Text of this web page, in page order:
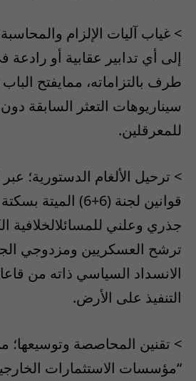
> غياب آليات الإلزام والمحاسبة
إلى أي تدابير عقابية أو رادعة
طرف بالتزاماته، ممايفتح الباب
سيناريوهات التعثر السابقة دون
للمعرقلين.
> ترحيل الألغام الدستورية؛ عبر
قوانين لجنة (6+6) الميتة بسكتة
جذري وعلني للمسائلالخلافية
ترشح العسكريين ومزدوجي
الانسداد السياسي ذاته من
التنفيذ على الأرض.
> تقنين المحاصصة وتوسيعها؛
“مؤسسات الاستثمارات